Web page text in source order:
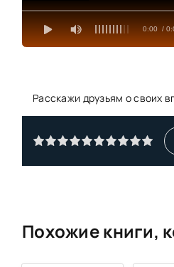
0:00 /
13
Расскажи друзьям о своих
Похожие книги,